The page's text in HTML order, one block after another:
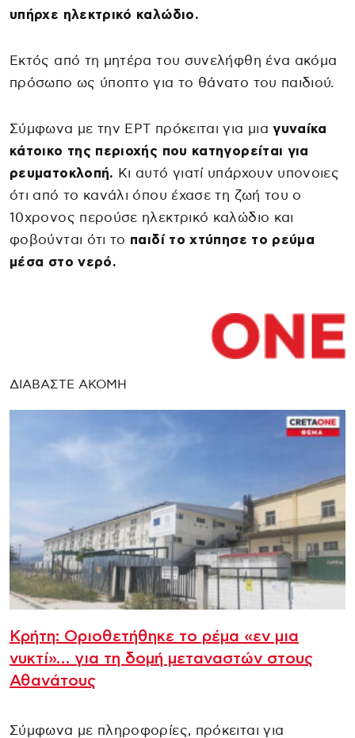
υπήρχε ηλεκτρικό καλώδιο.
Εκτός από τη μητέρα του συνελήφθη ένα ακόμα
πρόσωπο ως ύποπτο για το θάνατο του παιδιού.
Σύμφωνα με την ΕΡΤ πρόκειται για μια γυναίκα
κάτοικο της περιοχής που κατηγορείται για
ρευματοκλοπή. Κι αυτό γιατί υπάρχουν υπονοιες
ότι από το κανάλι όπου έχασε τη ζωή του ο
10χρονος περούσε ηλεκτρικό καλώδιο και
φοβούνται ότι το παιδί το χτύπησε το ρεύμα
μέσα στο νερό.
ΔΙΑΒΑΣΤΕ ΑΚΟΜΗ
Κρήτη: Οριοθετήθηκε το ρέμα «εν μια
νυκτί»… για τη δομή μεταναστών στους
Αθανάτους
Σύμφωνα με πληροφορίες, πρόκειται για